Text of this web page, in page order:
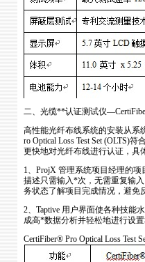
二、光缆**认证测试仪
高性能光纤布线系统的安装从系
ro Optical Loss Test Set (OLTS)
更快地对光纤布线进行认证，具
1、ProjX 管理系统项目经理的
描述只需输入*次，无需重复输
务状态了解项目完成情况，避免
2、Taptive 用户界面使各种技能
成高*数据分析并轻松地进行设置
CertiFiber® Pro Optical Loss Test